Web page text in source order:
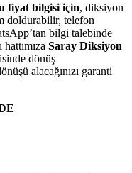
fiyat bilgisi için, diksiyon
doldurabilir, telefon
bilgi talebinde
hattımıza Saray Diksiyon
dönüş
alacağınızı garanti